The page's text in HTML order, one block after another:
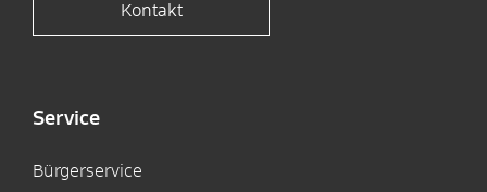
Kontakt
Service
Bürgerservice